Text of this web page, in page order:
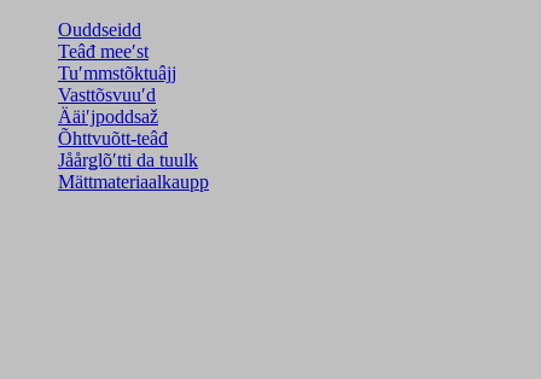
Ouddseidd
Teâđ meeʹst
Tuʹmmstõktuâjj
Vasttõsvuuʹd
Ääiʹjpoddsaž
Õhttvuõtt-teâđ
Jåårǥlõʹtti da tuulk
Mättmateriaalkaupp